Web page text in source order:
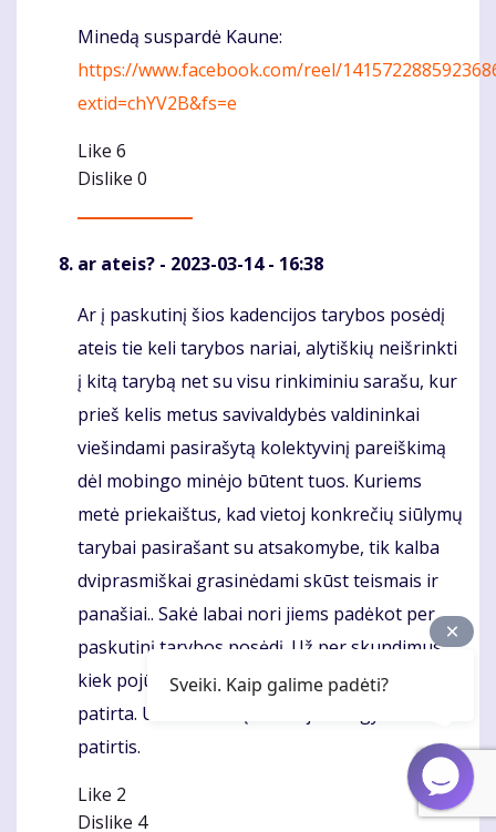
Komentaras
Minedą suspardė Kaune:
https://www.facebook.com/reel/
extid=chYV2B&fs=e
Like 6
Dislike 0
ar ateis? - 2023-03-14 - 16:38
Komentaras
Ar į paskutinį šios kadencijos tarybos posėdį
ateis tie keli tarybos nariai, alytiškių neišrinkti
į kitą tarybą net su visu rinkiminiu sarašu, kur
prieš kelis metus savivaldybės valdininkai
viešindami pasirašytą kolektyvinį pareiškimą
dėl mobingo minėjo būtent tuos. Kuriems
metė priekaištus, kad vietoj konkrečių siūlymų
tarybai pasirašant su atsakomybe, tik kalba
dviprasmiškai grasinėdami skūst teismais ir
panašiai.. Sakė labai nori jiems padėkot per
paskutinį tarybos posėdį. Už per skundimus
kiek pojūčių gadinant nervus ir panašiai
patirta. Už tokias neįkainuojamas gyvenimo
patirtis.
Like 2
Dislike 4
Sveiki. Kaip galime padėti?